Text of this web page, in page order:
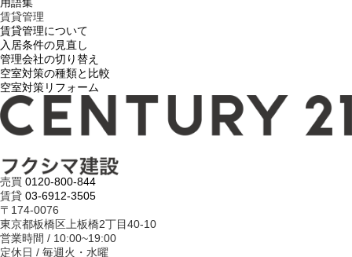
賃貸管理
賃貸管理について
入居条件の見直し
管理会社の切り替え
空室対策の種類と比較
空室対策リフォーム
売買 0120-800-844
賃貸 03-6912-3505
〒174-0076
東京都板橋区上板橋2丁目40-10
営業時間 / 10:00~19:00
定休日 / 毎週火・水曜